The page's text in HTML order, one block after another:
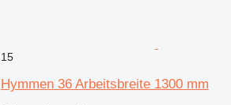
15
Hymmen 36 Arbeitsbreite 1300 mm